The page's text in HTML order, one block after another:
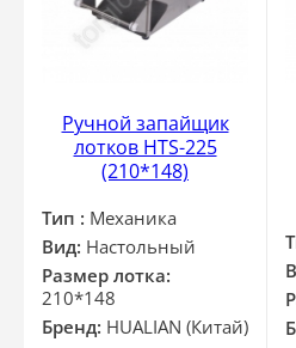
Ручной запайщик
лотков HTS-225
(210*148)
Тип : Механика
Вид: Настольный
Размер лотка:
210*148
Бренд: HUALIAN (Китай)